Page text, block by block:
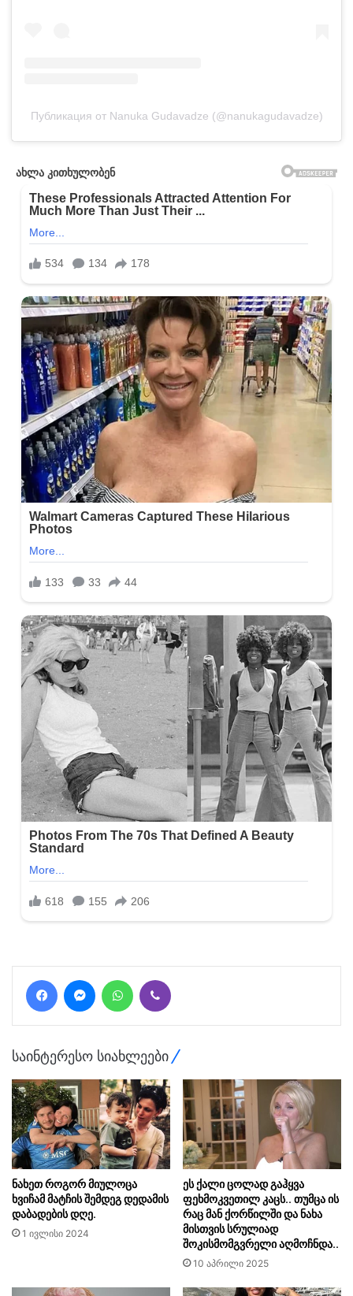
Публикация от Nanuka Gudavadze (@nanukagudavadze)
FacebookMessengerWhatsApp
საინტერესო სიახლეები
ნახეთ როგორ მიულოცა
ხვიჩამ მატჩის შემდეგ დედამის
დაბადების დღე.
1 ივლისი 2024
ეს ქალი ცოლად გაჰყვა
ფეხმოკვეთილ კაცს.. თუმცა ის
რაც მან ქორწილში და ნახა
მისთვის სრულიად
შოკისმომგვრელი აღმოჩნდა..
10 აპრილი 2025